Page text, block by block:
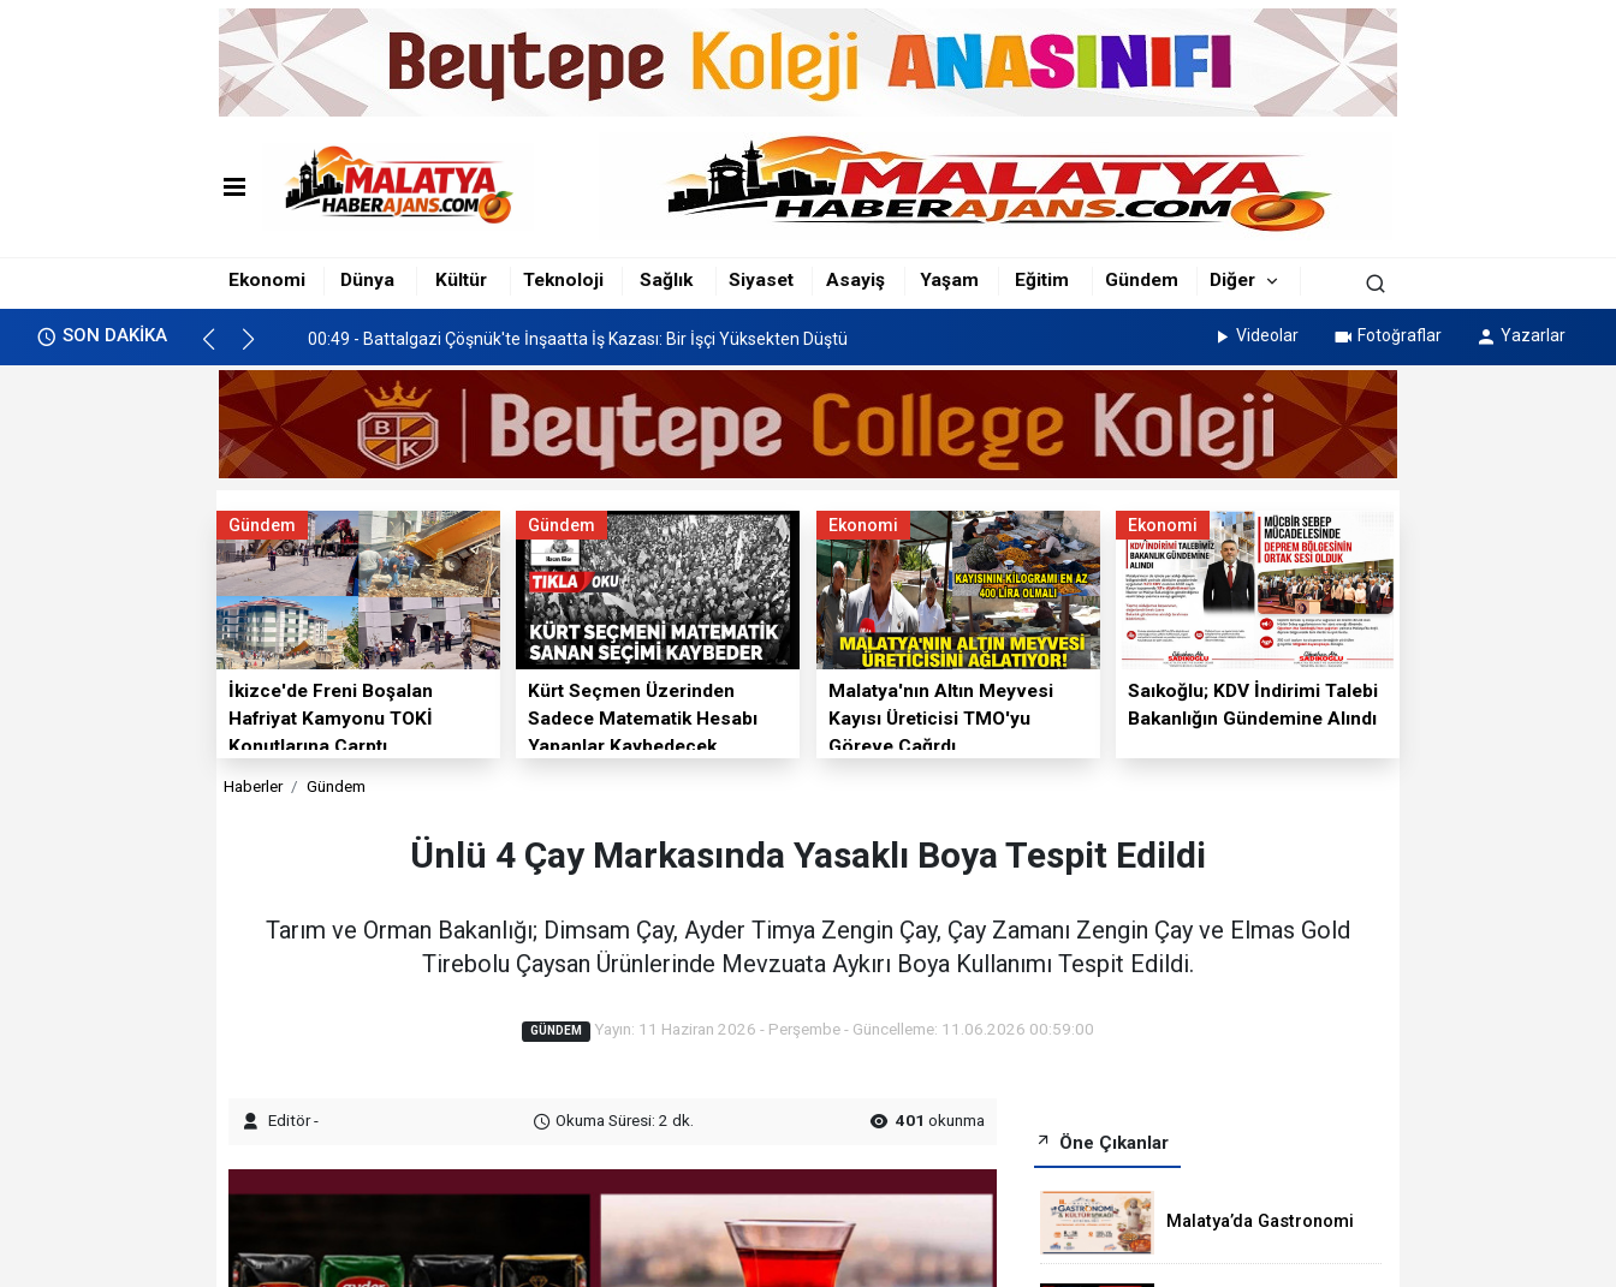
Ekonomi Dünya Kültür Teknoloji Sağlık Siyaset Asayiş Yaşam Eğitim Gündem Diğer
SON DAKİKA
00:49 - Battalgazi Çöşnük'te İnşaatta İş Kazası: Bir İşçi Yüksekten Düştü
01:00 - İkizce'de Freni Boşalan Hafriyat Kamyonu TOKİ Konutlarına Çarptı
00:49 - Battalgazi Çöşnük'te İnşaatta İş Kazası: Bir İşçi Yüksekten Düştü
01:00 - İkizce'de Freni Boşalan Hafriyat Kamyonu TOKİ Konutlarına Çarptı
Videolar Fotoğraflar Yazarlar
Gündem
İkizce'de Freni Boşalan
Hafriyat Kamyonu TOKİ
Konutlarına Çarptı
Gündem
Kürt Seçmen Üzerinden
Sadece Matematik Hesabı
Yapanlar Kaybedecek
Ekonomi
Malatya'nın Altın Meyvesi
Kayısı Üreticisi TMO'yu
Göreve Çağrdı
Ekonomi
Saıkoğlu; KDV İndirimi Talebi
Bakanlığın Gündemine Alındı
Haberler Gündem
Ünlü 4 Çay Markasında Yasaklı Boya Tespit Edildi
Tarım ve Orman Bakanlığı; Dimsam Çay, Ayder Timya Zengin Çay, Çay Zamanı Zengin Çay ve Elmas Gold
Tirebolu Çaysan Ürünlerinde Mevzuata Aykırı Boya Kullanımı Tespit Edildi.
GÜNDEM Yayın: 11 Haziran 2026 - Perşembe - Güncelleme: 11.06.2026 00:59:00
Editör - Okuma Süresi: 2 dk. 401 okunma
Öne Çıkanlar
Malatya’da Gastronomi
Ağustos'ta Yapılacak